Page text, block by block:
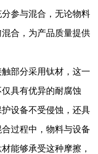
参与混合，无论物料
合，为产品质量提供
部分采用钛材，这一
具有优异的耐腐蚀
设备不受侵蚀，还具
过程中，物料与设备
能够承受这种摩擦，